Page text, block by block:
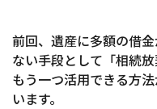
前回、遺産に多額の借
ない手段として「相続
もう一つ活用できる方
います。